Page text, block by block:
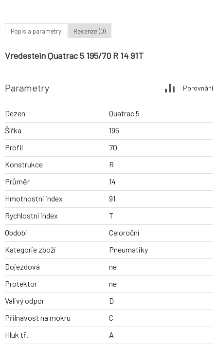
Popis a parametry Recenze (0)
Vredestein Quatrac 5 195/70 R 14 91T
Parametry Porovnání
Dezen
Quatrac 5
Šířka
195
Profil
70
Konstrukce
R
Průměr
14
Hmotnostní index
91
Rychlostní index
T
Období
Celoroční
Kategorie zboží
Pneumatiky
Dojezdová
ne
Protektor
ne
Valivý odpor
D
Přilnavost na mokru
C
Hluk tř.
A